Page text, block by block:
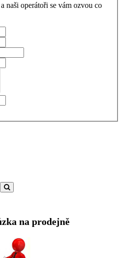
naši operátoři se vám ozvou co
na prodejně